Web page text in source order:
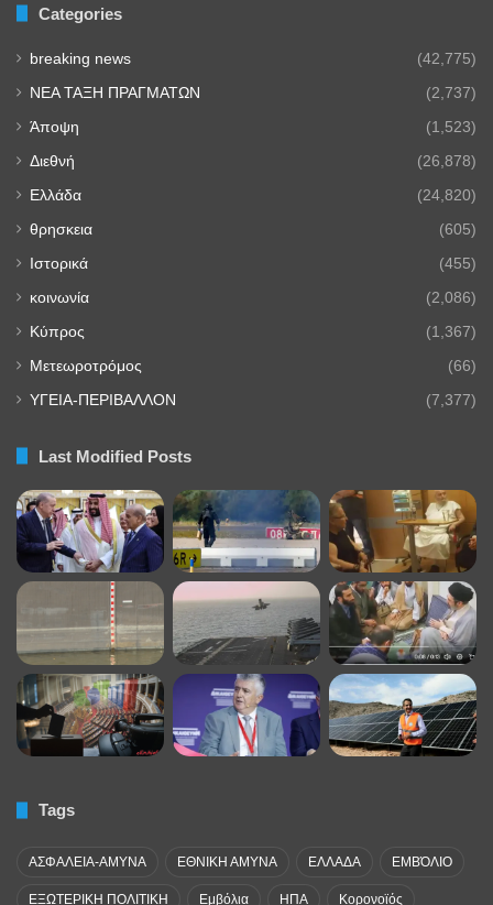
Categories
breaking news (42,775)
NEA TAΞΗ ΠΡΑΓΜΑΤΩΝ (2,737)
Άποψη (1,523)
Διεθνή (26,878)
Ελλάδα (24,820)
θρησκεια (605)
Ιστορικά (455)
κοινωνία (2,086)
Κύπρος (1,367)
Μετεωροτρόμος (66)
ΥΓΕΙΑ-ΠΕΡΙΒΑΛΛΟΝ (7,377)
Last Modified Posts
Tags
ΑΣΦΑΛΕΙΑ-ΑΜΥΝΑ ΕΘΝΙΚΗ ΑΜΥΝΑ ΕΛΛΑΔΑ ΕΜΒΌΛΙΟ
ΕΞΩΤΕΡΙΚΗ ΠΟΛΙΤΙΚΗ Εμβόλια ΗΠΑ Κορονοϊός